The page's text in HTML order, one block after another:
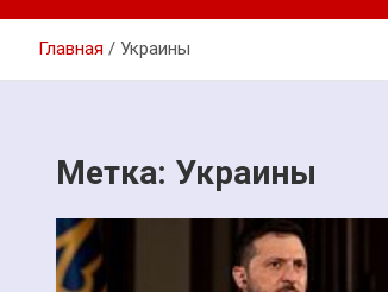
Главная Украины
Метка: Украины